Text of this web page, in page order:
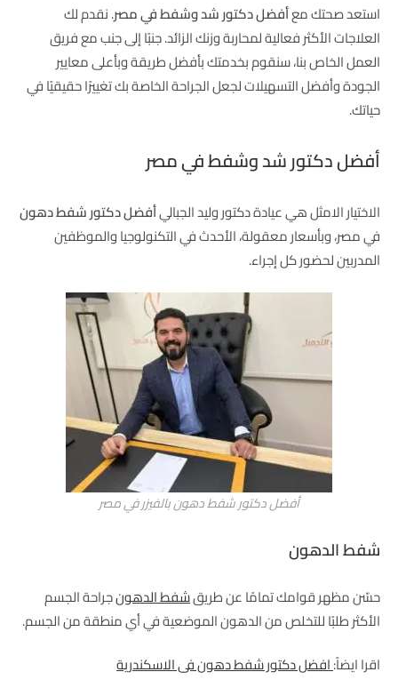
استعد صحتك معأفضل دكتور شد وشفط في مصر. نقدم لك
العلاجات الأكثر فعالية لمحاربة وزنك الزائد. جنبًا إلى جنب مع فريق
العمل الخاص بنا، سنقوم بخدمتك بأفضل طريقة وبأعلى معايير
الجودة وأفضل التسهيلات لجعل الجراحة الخاصة بك تغييرًا حقيقيًا في
حياتك.
أفضل دكتور شد وشفط في مصر
الاختيار الامثل هي عيادة دكتور وليد الجباليأفضل دكتور شفط دهون
في مصر، وبأسعار معقولة، الأحدث في التكنولوجيا والموظفين
المدربين لحضور كل إجراء.
أفضل دكتور شفط دهون بالفيزر في مصر
شفط الدهون
حسّن مظهر قوامك تمامًا عن طريقشفط الدهونجراحة الجسم
الأكثر طلبًا للتخلص من الدهون الموضعية في أي منطقة من الجسم.
اقرا ايضاً:افضل دكتور شفط دهون فى الاسكندرية